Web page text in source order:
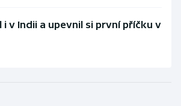
v Indii a upevnil si první příčku v